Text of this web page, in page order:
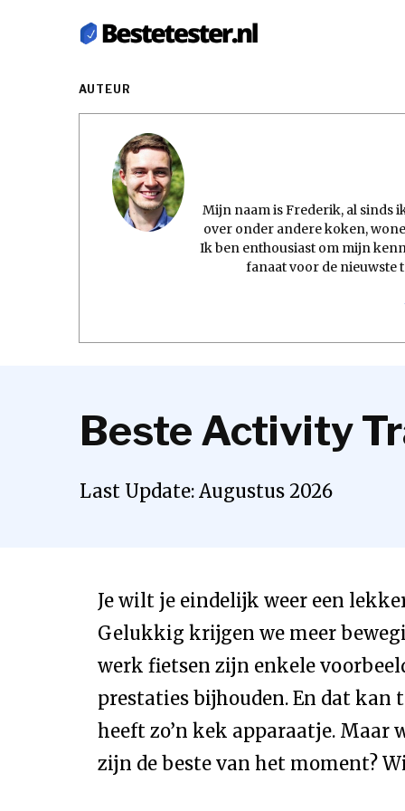
AUTEUR
Mijn naam is Frederik, al sinds
over onder andere koken,
Ik ben enthousiast om mijn
fanaat voor de nieuwste
Beste Activity
Last Update: Augustus 2026
Je wilt je eindelijk weer een
Gelukkig krijgen we meer
werk fietsen zijn enkele
prestaties bijhouden. En dat
heeft zo’n kek apparaatje. Maar
zijn de beste van het moment?